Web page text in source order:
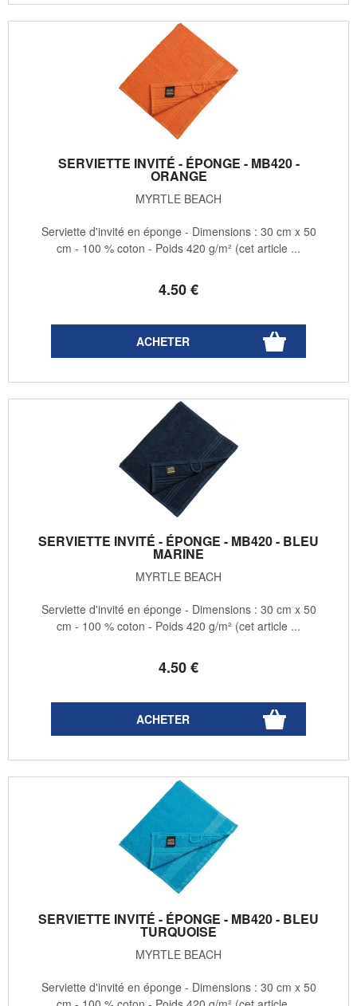
SERVIETTE INVITÉ - ÉPONGE - MB420 -
ORANGE
MYRTLE BEACH
4.50€
Serviette d'invité en éponge - Dimensions : 30 cm x 50
cm - 100 % coton - Poids 420 g/m² (cet article ...
SERVIETTE INVITÉ - ÉPONGE - MB420 - BLEU
MARINE
MYRTLE BEACH
4.50€
Serviette d'invité en éponge - Dimensions : 30 cm x 50
cm - 100 % coton - Poids 420 g/m² (cet article ...
SERVIETTE INVITÉ - ÉPONGE - MB420 - BLEU
TURQUOISE
MYRTLE BEACH
Serviette d'invité en éponge - Dimensions : 30 cm x 50